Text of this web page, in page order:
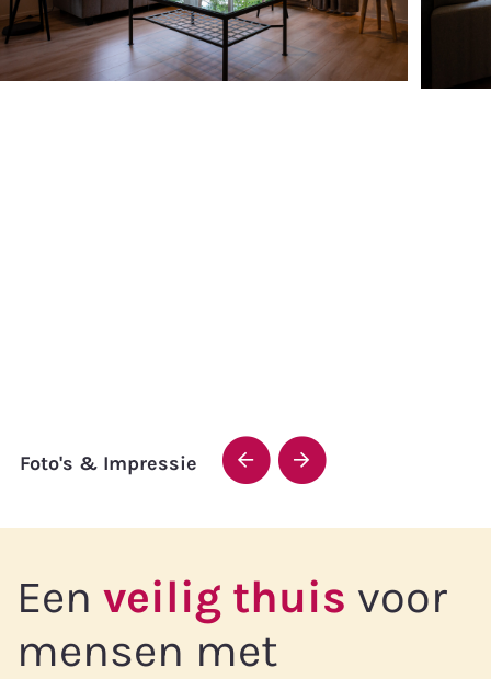
Foto's & Impressie
Een veilig thuis voor
mensen met